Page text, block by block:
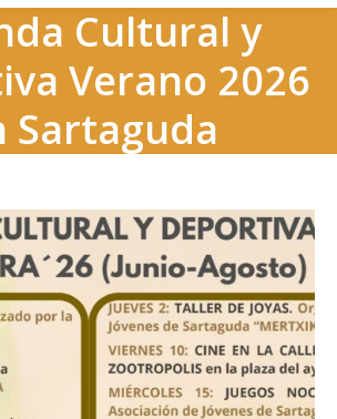
Cultural y
Verano 2026
Sartaguda